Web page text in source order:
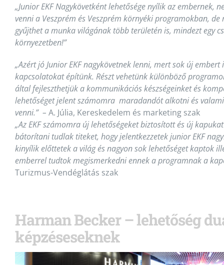
„JuniorEKF Nagykövetként lehetősége nyílik az embernek,
venni a Veszprém és Veszprém környéki programokban,
gyűjthet a munka világának több területén is, mindezt egy
környezetben!”
„Azért jóJuniorEKF nagykövetnek lenni, mert sok új embert
kapcsolatokat építünk. Részt vehetünk különböző
által fejleszthetjük a kommunikációs készségeinket és
lehetőséget jelent számomra maradandót alkotni és
venni.” – A. Júlia, Kereskedelem és marketing szak
„Az EKF számomra új lehetőségeket biztosított és új
bátorítani tudlak titeket, hogy jelentkezzetekjuniorEKF
kinyílik előttetek a világ és nagyon sok lehetőséget kaptok
emberrel tudtok megismerkedni ennek a programnak a
Turizmus-Vendéglátás szak
Harman Becker – lehetőség
képzéseseknek